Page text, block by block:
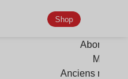
Shop
Anciens